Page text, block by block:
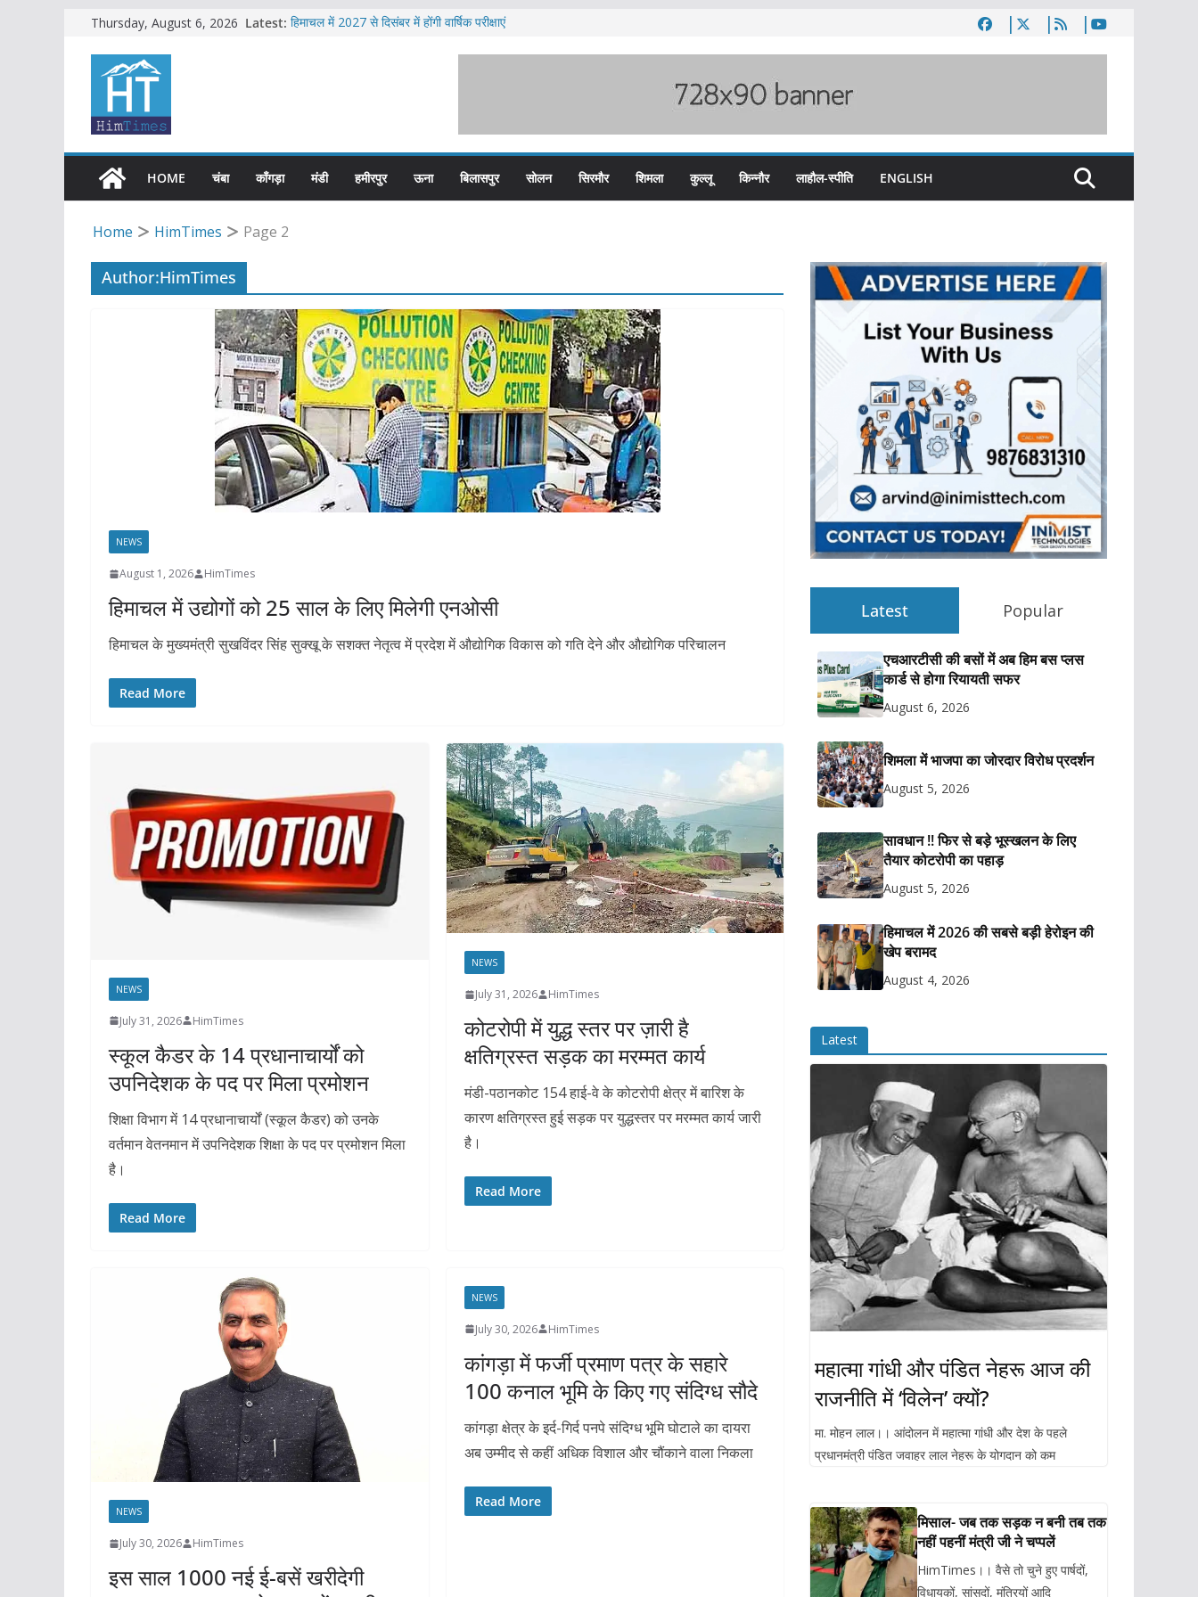
content
Thursday, August 6, 2026 Latest: हिमाचल में 2027 से दिसंबर में होंगी वार्षिक परीक्षाएं
शिमला में भाजपा का जोरदार विरोध प्रदर्शन
HOME चंबा काँगड़ा मंडी हमीरपुर ऊना बिलासपुर सोलन सिरमौर शिमला कुल्लू किन्नौर लाहौल-स्पीति ENGLISH
Home HimTimes Page 2
Author:HimTimes
NEWS
August 1, 2026 HimTimes
हिमाचल में उद्योगों को 25 साल के लिए मिलेगी एनओसी
हिमाचल के मुख्यमंत्री सुखविंदर सिंह सुक्खू के सशक्त नेतृत्व में प्रदेश में औद्योगिक विकास को गति देने और औद्योगिक परिचालन
Read More
NEWS
July 31, 2026 HimTimes
स्कूल कैडर के 14 प्रधानाचार्यों को
उपनिदेशक के पद पर मिला प्रमोशन
शिक्षा विभाग में 14 प्रधानाचार्यों (स्कूल कैडर) को उनके
वर्तमान वेतनमान में उपनिदेशक शिक्षा के पद पर प्रमोशन मिला
है।
Read More
NEWS
July 31, 2026 HimTimes
कोटरोपी में युद्ध स्तर पर ज़ारी है
क्षतिग्रस्त सड़क का मरम्मत कार्य
मंडी-पठानकोट 154 हाई-वे के कोटरोपी क्षेत्र में बारिश के
कारण क्षतिग्रस्त हुई सड़क पर युद्धस्तर पर मरम्मत कार्य जारी
है।
Read More
NEWS
July 30, 2026 HimTimes
इस साल 1000 नई ई-बसें खरीदेगी
NEWS
July 30, 2026 HimTimes
कांगड़ा में फर्जी प्रमाण पत्र के सहारे
100 कनाल भूमि के किए गए संदिग्ध सौदे
कांगड़ा क्षेत्र के इर्द-गिर्द पनपे संदिग्ध भूमि घोटाले का दायरा
अब उम्मीद से कहीं अधिक विशाल और चौंकाने वाला निकला
Read More
Latest Popular
एचआरटीसी की बसों में अब हिम बस प्लस
कार्ड से होगा रियायती सफर
August 6, 2026
शिमला में भाजपा का जोरदार विरोध प्रदर्शन
August 5, 2026
सावधान !! फिर से बड़े भूस्खलन के लिए
तैयार कोटरोपी का पहाड़
August 5, 2026
हिमाचल में 2026 की सबसे बड़ी हेरोइन की
खेप बरामद
August 4, 2026
Latest
महात्मा गांधी और पंडित नेहरू आज की
राजनीति में ‘विलेन’ क्यों?
मा. मोहन लाल।। आंदोलन में महात्मा गांधी और देश के पहले
प्रधानमंत्री पंडित जवाहर लाल नेहरू के योगदान को कम
मिसाल- जब तक सड़क न बनी तब तक
नहीं पहनीं मंत्री जी ने चप्पलें
HimTimes।। वैसे तो चुने हुए पार्षदों,
विधायकों, सांसदों, मंत्रियों आदि